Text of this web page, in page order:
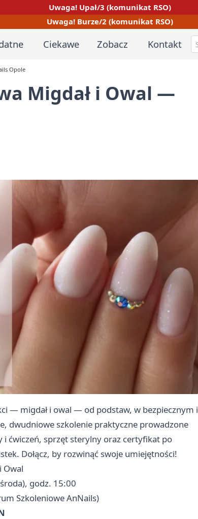
Uwaga! Upał/3 (komunikat RSO)
Uwaga! Burze/2 (komunikat RSO)
Ciekawe Zobacz Kontakt
Opole
Migdał i Owal —
— migdał i owal — od podstaw, w bezpiecznym i
dwudniowe szkolenie praktyczne prowadzone
i ćwiczeń, sprzęt sterylny oraz certyfikat po
Dołącz, by rozwinąć swoje umiejętności!
Owal
godz. 15:00
Szkoleniowe AnNails)